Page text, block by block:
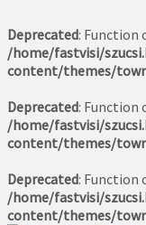
Deprecated: Function
/home/fastvisi/
content/themes/
Deprecated: Function
/home/fastvisi/
content/themes/
Deprecated: Function
/home/fastvisi/
content/themes/